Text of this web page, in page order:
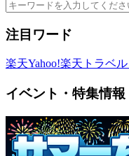
注目ワード
楽天Yahoo!楽天トラベル
イベント・特集情報